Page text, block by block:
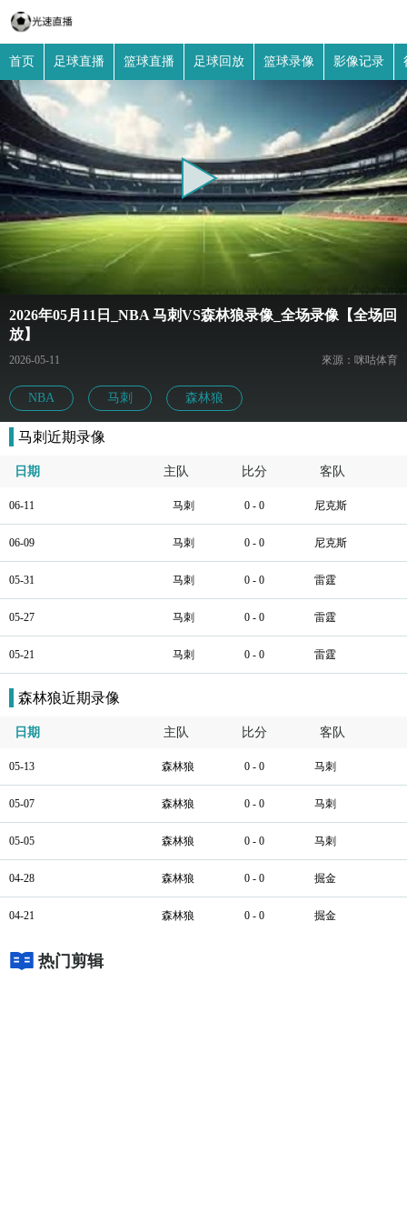
首页 足球直播 篮球直播 足球回放 篮球录像 影像记录
2026年05月11日_NBA 马刺VS森林狼录像_全场录像【全场回
放】
2026-05-11 來源：咪咕体育
NBA 马刺 森林狼
马刺近期录像
日期 主队 比分 客队
06-11 马刺 0 - 0 尼克斯
06-09 马刺 0 - 0 尼克斯
05-31 马刺 0 - 0 雷霆
05-27 马刺 0 - 0 雷霆
05-21 马刺 0 - 0 雷霆
森林狼近期录像
日期 主队 比分 客队
05-13 森林狼 0 - 0 马刺
05-07 森林狼 0 - 0 马刺
05-05 森林狼 0 - 0 马刺
04-28 森林狼 0 - 0 掘金
04-21 森林狼 0 - 0 掘金
热门剪辑